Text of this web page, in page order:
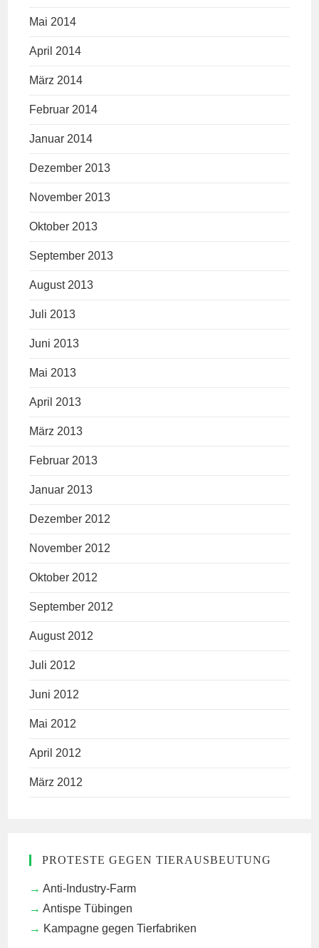
Mai 2014
April 2014
März 2014
Februar 2014
Januar 2014
Dezember 2013
November 2013
Oktober 2013
September 2013
August 2013
Juli 2013
Juni 2013
Mai 2013
April 2013
März 2013
Februar 2013
Januar 2013
Dezember 2012
November 2012
Oktober 2012
September 2012
August 2012
Juli 2012
Juni 2012
Mai 2012
April 2012
März 2012
PROTESTE GEGEN TIERAUSBEUTUNG
Anti-Industry-Farm
Antispe Tübingen
Kampagne gegen Tierfabriken